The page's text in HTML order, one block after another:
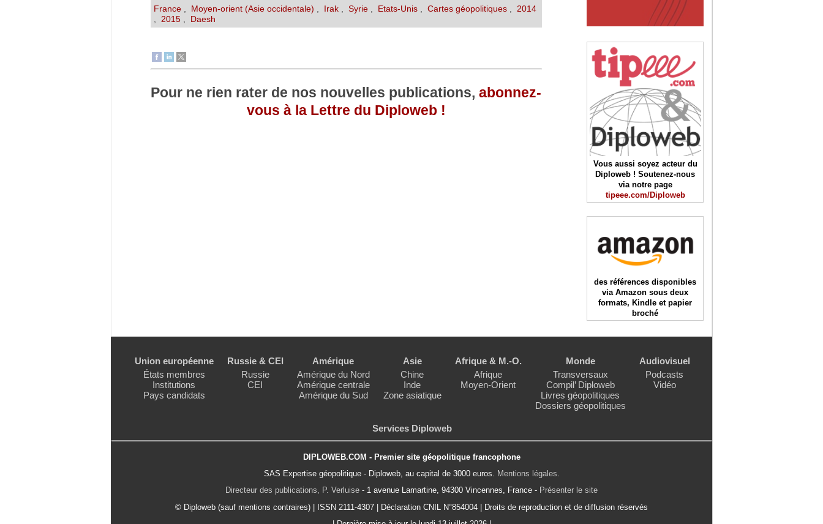
France , Moyen-orient (Asie occidentale) , Irak , Syrie , Etats-Unis, Cartes géopolitiques, 2014
, 2015, Daesh
Pour ne rien rater de nos nouvelles publications,abonnez-
vous à la Lettre du Diploweb !
Vous aussi soyez acteur du
Diploweb ! Soutenez-nous
via notre page
tipeee.com/Diploweb
des références disponibles
via Amazon sous deux
formats, Kindle et papier
broché
Union européenne
États membres
Institutions
Pays candidats
Russie & CEI
Russie
CEI
Amérique
Amérique du Nord
Amérique centrale
Amérique du Sud
Asie
Chine
Inde
Zone asiatique
Afrique & M.-O.
Afrique
Moyen-Orient
Monde
Transversaux
Compil’ Diploweb
Livres géopolitiques
Dossiers géopolitiques
Audiovisuel
Podcasts
Vidéo
Services Diploweb
DIPLOWEB.COM - Premier site géopolitique francophone
SAS Expertise géopolitique - Diploweb, au capital de 3000 euros. Mentions légales.
Directeur des publications, P. Verluise - 1 avenue Lamartine, 94300 Vincennes, France - Présenter le site
© Diploweb (sauf mentions contraires) | ISSN 2111-4307 | Déclaration CNIL N°854004 | Droits de reproduction et de diffusion réservés